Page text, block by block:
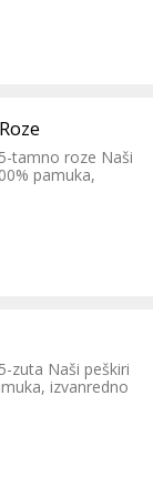
tamno roze Naši
pamuka,
daje Vam
boje za Vas.
zuta Naši peškiri
izvanredno
prednost pri